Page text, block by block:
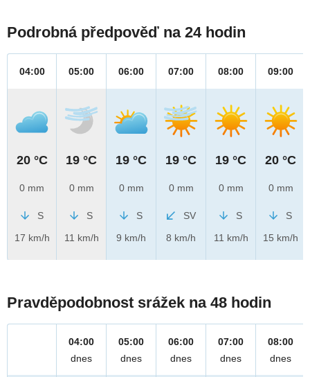
Podrobná předpověď na 24 hodin
04:00
20 °C
0 mm
S
17 km/h
05:00
19 °C
0 mm
S
11 km/h
06:00
19 °C
0 mm
S
9 km/h
07:00
19 °C
0 mm
SV
8 km/h
08:00
19 °C
0 mm
S
11 km/h
09:00
20 °C
0 mm
S
15 km/h
Pravděpodobnost srážek na 48 hodin
04:00
dnes
05:00
dnes
06:00
dnes
07:00
dnes
08:00
dnes